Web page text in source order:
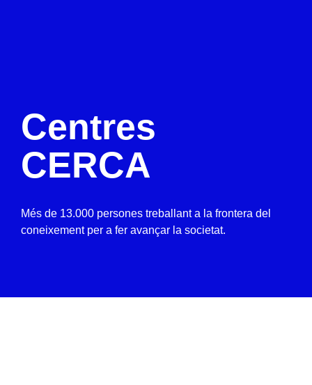
Centres
CERCA
Més de 13.000 persones treballant a la frontera del
coneixement per a fer avançar la societat.